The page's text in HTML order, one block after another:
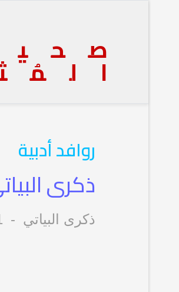
روافد أدبية
ذكرى
ذكرى البياتي